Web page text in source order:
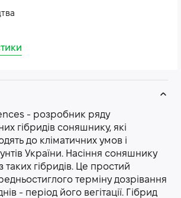
- розробник ряду
гібридів соняшнику, які
до кліматичних умов і
України. Насіння соняшнику
гібридів. Це простий
терміну дозрівання
- період його вегітації. Гібрид